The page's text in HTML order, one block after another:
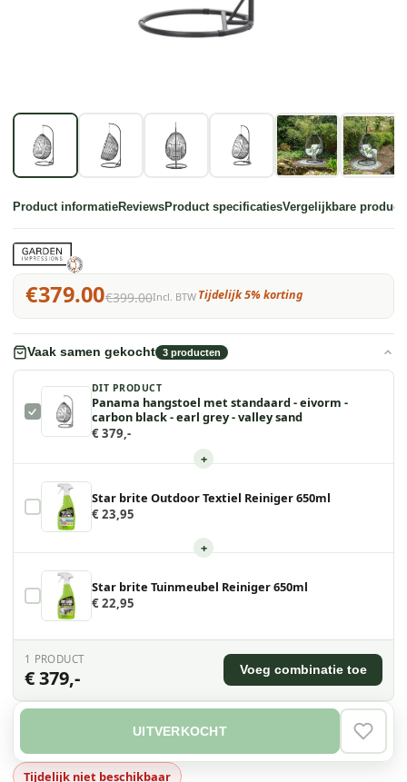
Product informatieReviewsProduct specificatiesVergelijkbare
€379.00€399.00Incl. BTW Tijdelijk 5% korting
Tijdelijk niet beschikbaar
UITVERKOCHT
Vaak samen gekocht 3 producten
DIT PRODUCT
Panama hangstoel met standaard - eivorm -
carbon black - earl grey - valley sand
€ 379,-
+
Star brite Outdoor Textiel Reiniger 650ml
€ 23,95
+
Star brite Tuinmeubel Reiniger 650ml
€ 22,95
1 PRODUCT
€ 379,- Voeg combinatie toe